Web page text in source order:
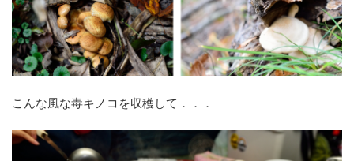
こんな風な毒キノコを収穫して．．．